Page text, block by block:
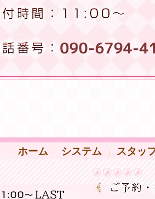
ホーム | システム | スタッ